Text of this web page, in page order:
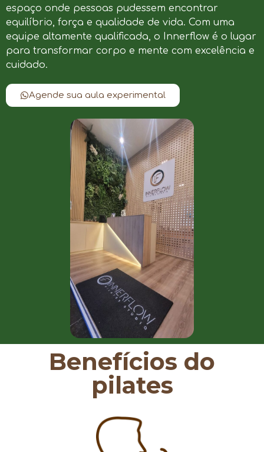
espaço onde pessoas pudessem encontrar
equilíbrio, força e qualidade de vida. Com uma
equipe altamente qualificada, o Innerflow é o lugar
para transformar corpo e mente com excelência e
cuidado.
Agende sua aula experimental
Benefícios do
pilates